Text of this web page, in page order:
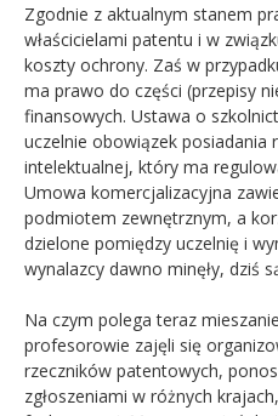
Zgodnie z aktualnym stanem
właścicielami patentu i w
koszty ochrony. Zaś w
ma prawo do części (przepisy
finansowych. Ustawa o
uczelnie obowiązek posiadania
intelektualnej, który ma
Umowa komercjalizacyjna
podmiotem zewnętrznym, a
dzielone pomiędzy uczelnię i
wynalazcy dawno minęły, dziś
Na czym polega teraz
profesorowie zajęli się
rzeczników patentowych,
zgłoszeniami w różnych